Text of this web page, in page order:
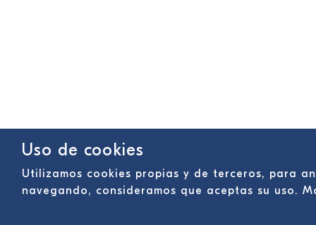
Uso de cookies
Utilizamos cookies propias y de terceros, para
navegando, consideramos que aceptas su uso.